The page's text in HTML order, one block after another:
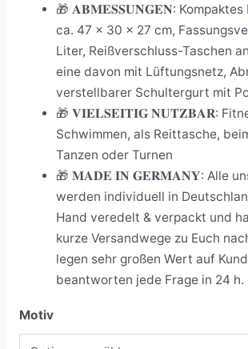
🎁 𝐀𝐁𝐌𝐄𝐒𝐒𝐔𝐍𝐆𝐄𝐍: Kompaktes
ca. 47 x 30 x 27 cm,
Liter, Reißverschluss-Taschen
eine davon mit Lüftungsnetz,
verstellbarer Schultergurt mit
🎁 𝐕𝐈𝐄𝐋𝐒𝐄𝐈𝐓𝐈𝐆 𝐍𝐔𝐓𝐙𝐁𝐀𝐑:
Schwimmen, als Reittasche,
Tanzen oder Turnen
🎁 𝐌𝐀𝐃𝐄 𝐈𝐍 𝐆𝐄𝐑𝐌𝐀𝐍𝐘: Alle
werden individuell in
Hand veredelt & verpackt und
kurze Versandwege zu Euch
legen sehr großen Wert auf
beantworten jede Frage in 24 h.
Motiv